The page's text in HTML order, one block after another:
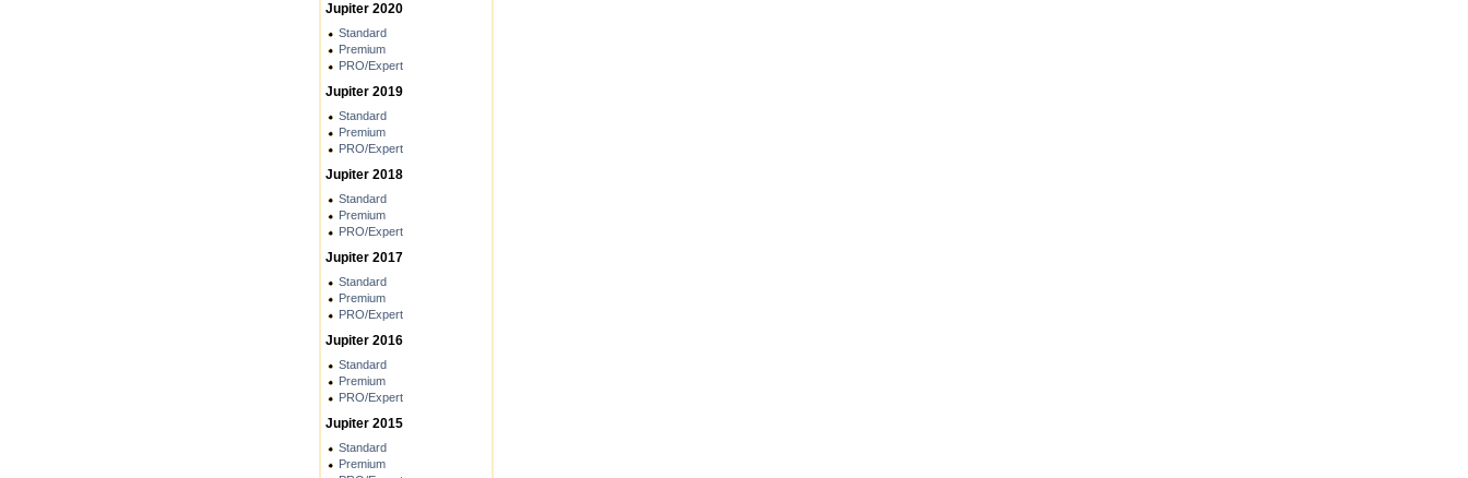
Jupiter 2020
Standard
Premium
PRO/Expert
Jupiter 2019
Standard
Premium
PRO/Expert
Jupiter 2018
Standard
Premium
PRO/Expert
Jupiter 2017
Standard
Premium
PRO/Expert
Jupiter 2016
Standard
Premium
PRO/Expert
Jupiter 2015
Standard
Premium